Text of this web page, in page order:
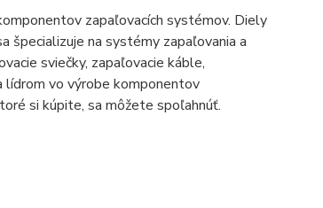
zapaľovacích systémov. Diely
špecializuje na systémy zapaľovania a
sviečky, zapaľovacie káble,
lídrom vo výrobe komponentov
si kúpite, sa môžete spoľahnúť.